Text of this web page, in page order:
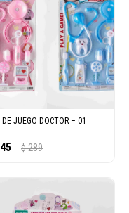
DE JUEGO DOCTOR – 01
$ 289